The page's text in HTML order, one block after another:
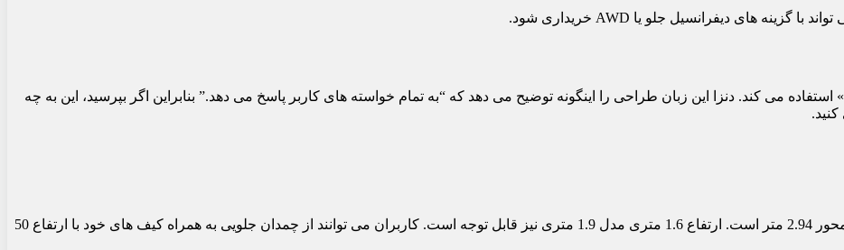
دنزا N7 مدل 2024 از زبان طراحی این برند به نام «π-MOTION» استفاده می کند. دنزا این زبان طراحی را اینگونه توضیح می دهد که “به تمام خواسته های کاربر پاسخ می دهد.” بنابراین اگر بپرسید، این به چه
دنزا N7 مدل 2024که 4.86 متر طول دارد، دارای فاصله بین دو محور 2.94 متر است. ارتفاع 1.6 متری مدل 1.9 متری نیز قابل توجه است. کاربران می توانند از چمدان جلویی به همراه کیف های خود با ارتفاع 50